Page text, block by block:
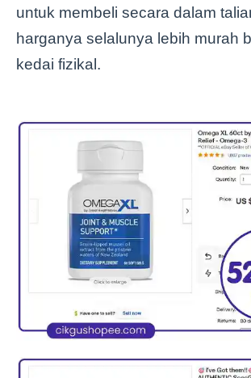
untuk membeli secara dalam
harganya selalunya lebih murah
kedai fizikal.